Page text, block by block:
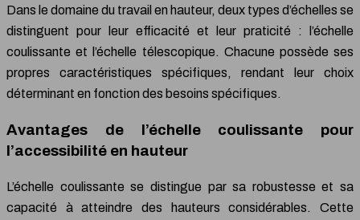
Dans le domaine du travail en hauteur, deux types d’échelles se
distinguent pour leur efficacité et leur praticité : l’échelle
coulissante et l’échelle télescopique. Chacune possède ses
propres caractéristiques spécifiques, rendant leur choix
déterminant en fonction des besoins spécifiques.
Avantages de l’échelle coulissante pour
l’accessibilité en hauteur
L’échelle coulissante se distingue par sa robustesse et sa
capacité à atteindre des hauteurs considérables. Cette